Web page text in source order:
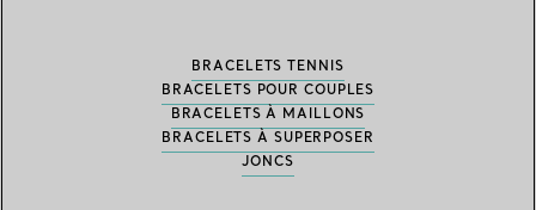
BRACELETS TENNIS
BRACELETS POUR COUPLES
BRACELETS À MAILLONS
BRACELETS À SUPERPOSER
JONCS